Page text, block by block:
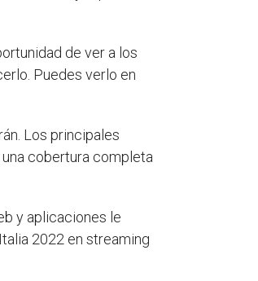
de ver a los
Puedes verlo en
Los principales
cobertura completa
y aplicaciones le
2022 en streaming